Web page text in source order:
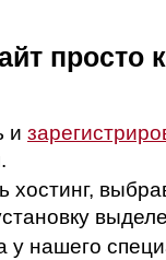
просто
и
хостинг,
у нашего